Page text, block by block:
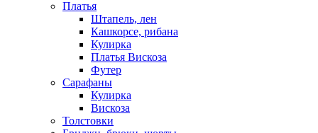
Платья
Штапель, лен
Кашкорсе, рибана
Кулирка
Платья Вискоза
Футер
Сарафаны
Кулирка
Вискоза
Толстовки